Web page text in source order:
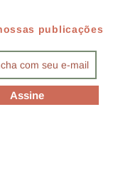
publicações
Assine